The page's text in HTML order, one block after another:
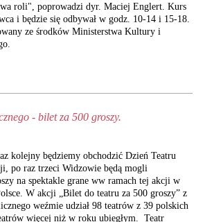
roli", poprowadzi dyr. Maciej Englert. Kurs
i będzie się odbywał w godz. 10-14 i 15-18.
ze środków Ministerstwa Kultury i
- bilet za 500 groszy.
kolejny będziemy obchodzić Dzień Teatru
po raz trzeci Widzowie będą mogli
na spektakle grane ww ramach tej akcji w
W akcji „Bilet do teatru za 500 groszy” z
weźmie udział 98 teatrów z 39 polskich
więcej niż w roku ubiegłym. Teatr